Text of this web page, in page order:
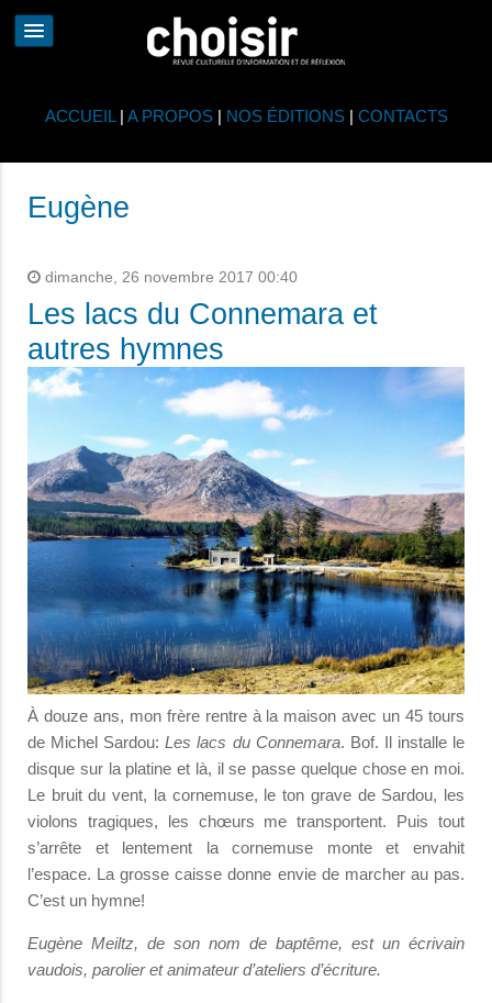
ACCUEIL | A PROPOS| NOS ÉDITIONS| CONTACTS
Eugène
dimanche, 26 novembre 2017 00:40
Les lacs du Connemara et
autres hymnes
À douze ans, mon frère rentre à la maison avec un 45 tours
de Michel Sardou:Les lacs du Connemara. Bof. Il installe le
disque sur la platine et là, il se passe quelque chose en moi.
Le bruit du vent, la cornemuse, le ton grave de Sardou, les
violons tragiques, les chœurs me transportent. Puis tout
s’arrête et lentement la cornemuse monte et envahit
l’espace. La grosse caisse donne envie de marcher au pas.
C’est un hymne!
Eugène Meiltz, de son nom de baptême, est un écrivain
vaudois, parolier et animateur d’ateliers d’écriture.